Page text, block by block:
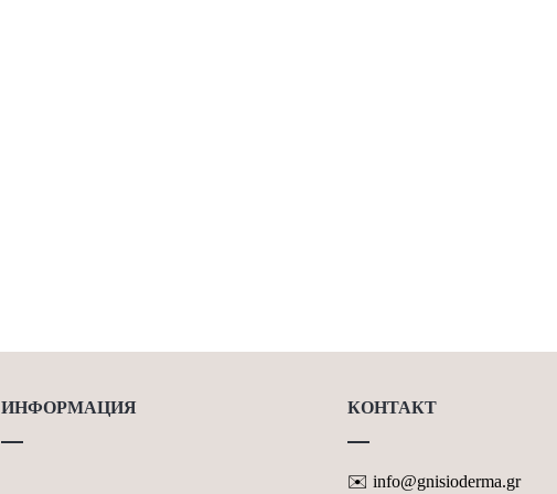
ИНФОРМАЦИЯ КОНТАКТ
✉️ info@gnisioderma.gr